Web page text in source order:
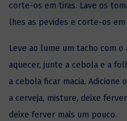
corte-os em tiras. Lave os
lhes as pevides e corte-os em
Leve ao lume um tacho com o
aquecer, junte a cebola e a
a cebola ficar macia. Adicione
a cerveja, misture, deixe
deixe ferver mais um pouco.